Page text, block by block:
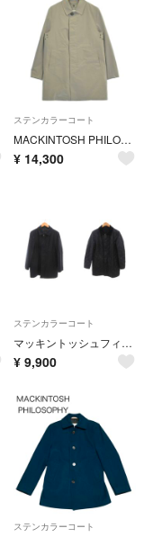
ステンカラーコート
MACKINTOSH PHILOSOPHY ステンカラーコート M グレー 【古着】【中古】【送料無料】
¥ 14,300
ステンカラーコート
マッキントッシュフィロソフィー ステンカラーコート リバーシブル 38 ネイビー
¥ 9,900
ステンカラーコート